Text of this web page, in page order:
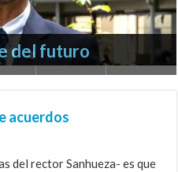
del futuro
social
acuerdos
del rector Sanhueza- es que